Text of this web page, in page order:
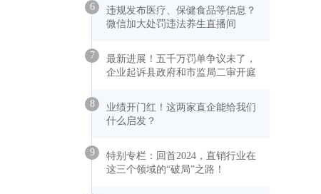
6
违规发布医疗、保健食品等信息？
微信加大处罚违法养生直播间
7
最新进展！五千万罚单争议未了，
企业起诉县政府和市监局二审开庭
8
业绩开门红！这两家直企能给我们
什么启发？
9
特别专栏：回首2024，直销行业在
这三个领域的“破局”之路！